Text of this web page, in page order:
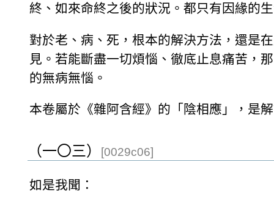
終、如來命終之後的狀況。都只有因緣的
對於老、病、死，根本的解決方法，還是
見。若能斷盡一切煩惱、徹底止息痛苦，
的無病無惱。
本卷屬於《雜阿含經》的「陰相應」，是
（一〇三） [0029c06]
如是我聞：